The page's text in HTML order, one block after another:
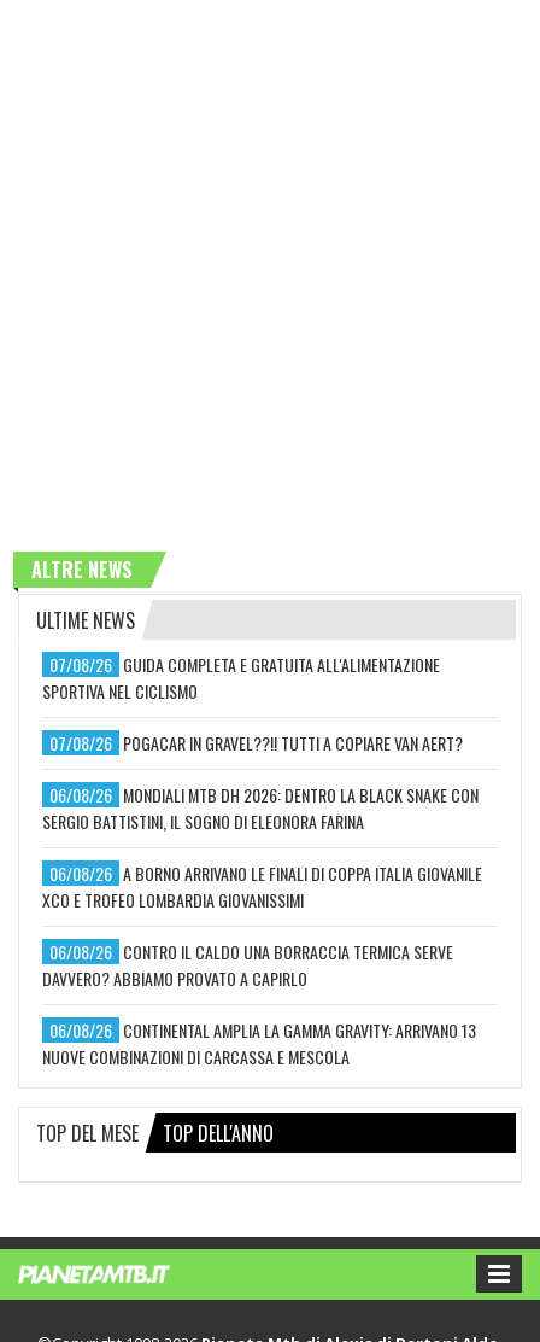
ALTRE NEWS
ULTIME NEWS
07/08/26 GUIDA COMPLETA E GRATUITA ALL'ALIMENTAZIONE
SPORTIVA NEL CICLISMO
07/08/26 POGACAR IN GRAVEL??!! TUTTI A COPIARE VAN AERT?
06/08/26 MONDIALI MTB DH 2026: DENTRO LA BLACK SNAKE CON
SERGIO BATTISTINI, IL SOGNO DI ELEONORA FARINA
06/08/26 A BORNO ARRIVANO LE FINALI DI COPPA ITALIA GIOVANILE
XCO E TROFEO LOMBARDIA GIOVANISSIMI
06/08/26 CONTRO IL CALDO UNA BORRACCIA TERMICA SERVE
DAVVERO? ABBIAMO PROVATO A CAPIRLO
06/08/26 CONTINENTAL AMPLIA LA GAMMA GRAVITY: ARRIVANO 13
NUOVE COMBINAZIONI DI CARCASSA E MESCOLA
TOP DEL MESE TOP DELL'ANNO